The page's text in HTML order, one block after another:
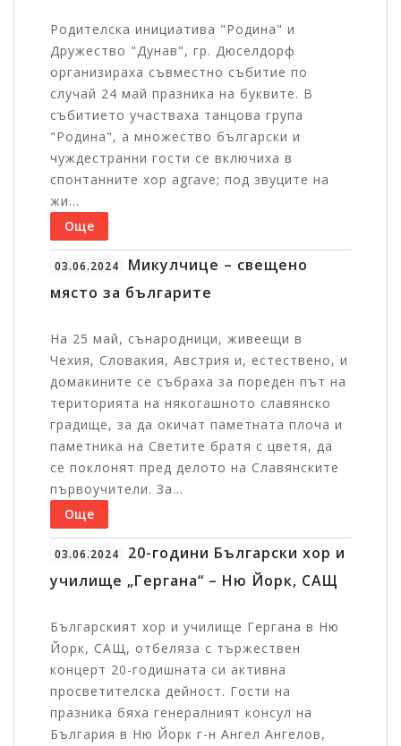
Родителска инициатива "Родина" и
Дружество "Дунав", гр. Дюселдорф
организираха съвместно събитие по
случай 24 май празника на буквите. В
събитието участваха танцова група
"Родина", а множество български и
чуждестранни гости се включиха в
спонтанните хор agrave; под звуците на
жи...
Още
03.06.2024
Микулчице – свещено
място за българите
На 25 май, сънародници, живеещи в
Чехия, Словакия, Австрия и, естествено, и
домакините се събраха за пореден път на
територията на някогашното славянско
градище, за да окичат паметната плоча и
паметника на Светите братя с цветя, да
се поклонят пред делото на Славянските
първоучители. За...
Още
03.06.2024
20-години Български хор и
училище „Гергана“ – Ню Йорк, САЩ
Българският хор и училище Гергана в Ню
Йорк, САЩ, отбеляза с тържествен
концерт 20-годишната си активна
просветителска дейност. Гости на
празника бяха генералният консул на
България в Ню Йорк г-н Ангел Ангелов,